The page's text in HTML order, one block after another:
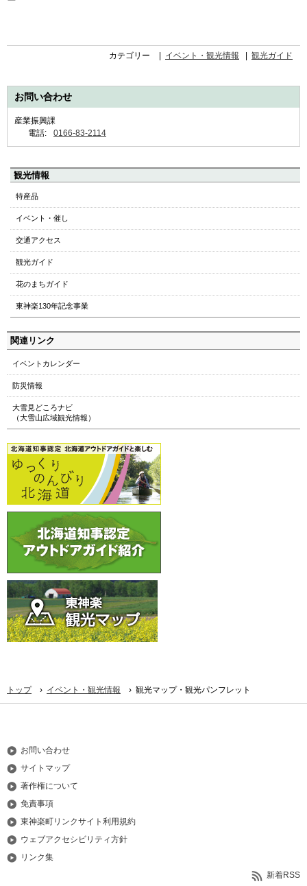
カテゴリー イベント・観光情報 観光ガイド
お問い合わせ
産業振興課
電話:
0166-83-2114
ペ
ッ
本
メ
ー
観光情報
特産品
イベント・催し
交通アクセス
観光ガイド
花のまちガイド
東神楽130年記念事業
関連リンク
イベントカレンダー
防災情報
大雪見どころナビ
（大雪山広域観光情報）
トップ › イベント・観光情報 › 観光マップ・観光パンフレット
お問い合わせ
サイトマップ
著作権について
免責事項
東神楽町リンクサイト利用規約
ウェブアクセシビリティ方針
リンク集
新着RSS